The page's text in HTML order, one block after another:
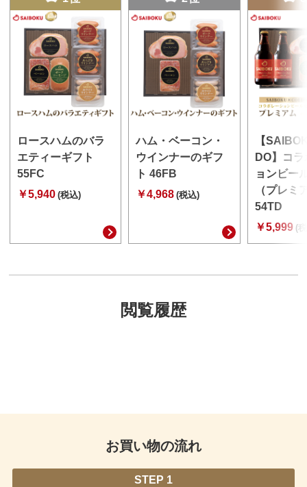
ロースハムのバラ
エティーギフト
55FC
￥5,940 (税込)
ハム・ベーコン・
ウインナーのギフ
ト 46FB
￥4,968 (税込)
【
DO】コ
ョンビー
（プレミ
54TD
￥5,999 (
閲覧履歴
お買い物の流れ
STEP 1